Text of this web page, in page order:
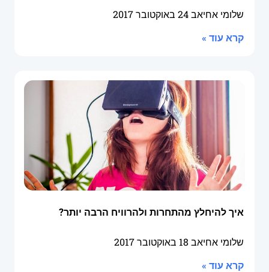
שלומי אחיאב24 באוקטובר 2017
קרא עוד »
איך להיחלץ מהתחרות ולהרוויח הרבה יותר?
שלומי אחיאב 18 באוקטובר 2017
קרא עוד »